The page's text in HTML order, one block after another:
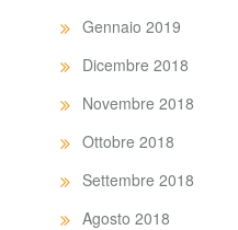
Gennaio 2019
Dicembre 2018
Novembre 2018
Ottobre 2018
Settembre 2018
Agosto 2018